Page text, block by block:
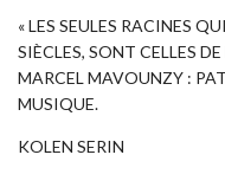
« LES SEULES RACINES
SIÈCLES, SONT CELLES
MARCEL MAVOUNZY :
MUSIQUE.
KOLEN SERIN